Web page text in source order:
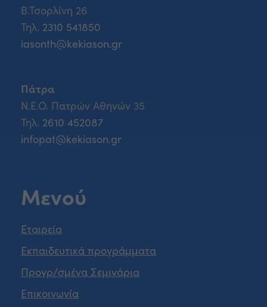
Β.Τσορλίνη 26
Τηλ. 2310 541850
iasonth@kekiason.gr
Πάτρα
Ν.Ε.Ο. Πατρών Αθηνών 35
Τηλ. 2610 452087
infopat@kekiason.gr
Μενού
Εταιρεία
Εκπαιδευτικά προγράμματα
Προγρ/σμένα Σεμινάρια
Επικοινωνία